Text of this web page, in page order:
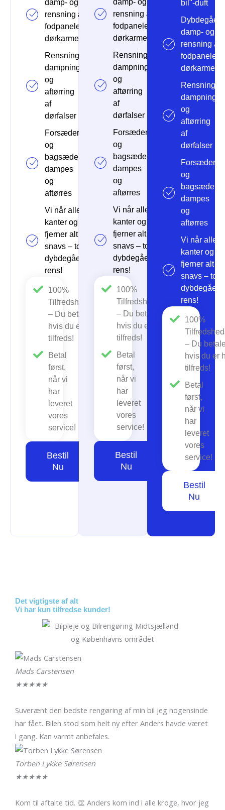
damp- og
rensning af
fodpaneler og
dørkarme
Rensning,
dampning
og
aftørring
af
dørfalser
Forsæder
og
bagsæder
dampes
og
aftørres
Vi når alle
kanter og
fjerner alt
snavs – total
dybdegående
rens!
100%
Tilfredshedsgaranti
– Du betaler kun,
hvis du er helt
tilfreds!
Betal
først,
når vi
har
leveret
vores
service!
Bestil
Nu
damp- og
rensning af
fodpaneler og
dørkarme
Rensning,
dampning
og
aftørring
af
dørfalser
Forsæder
og
bagsæder
dampes
og
aftørres
Vi når alle
kanter og
fjerner alt
snavs – total
dybdegående
rens!
100%
Tilfredshedsgaranti
– Du betaler kun,
hvis du er helt
tilfreds!
Betal
først,
når vi
har
leveret
vores
service!
Bestil
Nu
bil"-duft
damp- og
rensning af
fodpaneler
dørkarme
Rensning,
dampning
og
aftørring
af
dørfalser
Forsæder
og
bagsæder
dampes
og
aftørres
Vi når alle
kanter og
fjerner alt
snavs –
rens!
100%
– Du
hvis du er
tilfreds!
Betal
først,
når vi
har
leveret
vores
service!
Bestil
Nu
Det vigtigste af alt
Vi har kun tilfredse kunder!
Mads Carstensen
★★★★★
Suverænt den bedste rengøring af min bil jeg nogensinde
har fået. Bilen stod som helt ny efter Anders havde været
i gang. Kan varmt anbefales.
Torben Lykke Sørensen
★★★★★
Kom til aftalte tid. 👏 Anders kom ind i alle kroge, hvor jeg